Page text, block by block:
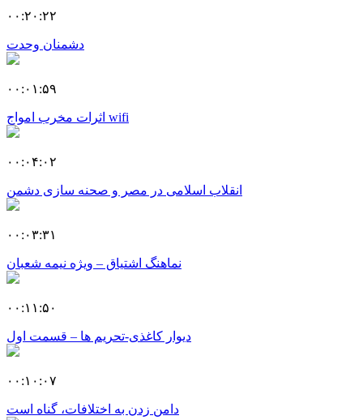
۰۰:۲۰:۲۲
دشمنان وحدت
۰۰:۰۱:۵۹
اثرات مخرب امواج wifi
۰۰:۰۴:۰۲
انقلاب اسلامی در مصر و صحنه سازی دشمن
۰۰:۰۳:۳۱
نماهنگ اشتیاق – ویژه نیمه شعبان
۰۰:۱۱:۵۰
دیوار کاغذی-تحریم ها – قسمت اول
۰۰:۱۰:۰۷
دامن زدن به اختلافات، گناه است